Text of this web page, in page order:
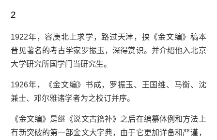
2
1922年，容庚北上求学，路过天津，挟《金文编》稿本
晋见著名的考古学家罗振玉，深得赏识。并介绍他入北京
大学研究所国学门当研究生。
1926年，《金文编》书成，罗振玉、 王国维、马衡、沈
兼士、邓尔雅诸学者为之校订并序。
《金文编》是继《说文古籀补》之后在编纂体例和方法上
有新突破的第一部金文大字典，由于它更加详备和严谨，